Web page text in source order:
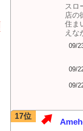
スロ
店の
住ま
えな
09/
09/
09/
17位